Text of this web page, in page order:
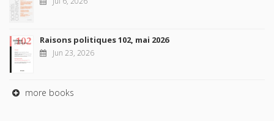
Raisons politiques 102, mai 2026
Jun 23, 2026
more books